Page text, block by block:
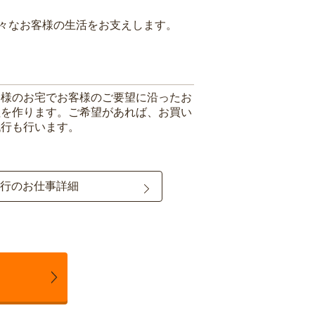
お客様の生活をお支えします。
のお宅でお客様のご要望に沿ったお
作ります。ご希望があれば、お買い
も行います。
のお仕事詳細